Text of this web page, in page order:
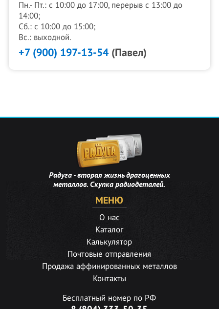
Пн.- Пт.: с 10:00 до 17:00, перерыв с 13:00 до
14:00;
Сб.: с 10:00 до 15:00;
Вс.: выходной.
+7 (900) 197-13-54(Павел)
Радуга - вторая жизнь драгоценных
металлов. Скупка радиодеталей.
МЕНЮ
О нас
Каталог
Калькулятор
Почтовые отправления
Продажа аффинированных металлов
Контакты
Бесплатный номер по РФ